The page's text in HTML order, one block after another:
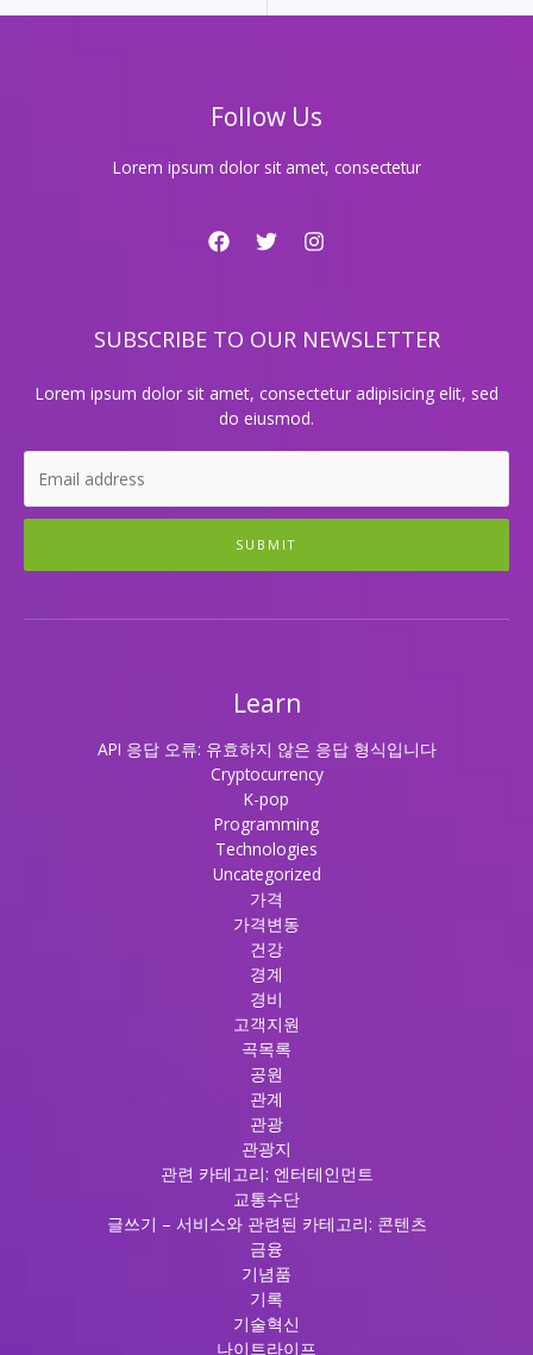
기
벽
Follow Us
Lorem ipsum dolor sit amet, consectetur
SUBSCRIBE TO OUR NEWSLETTER
Lorem ipsum dolor sit amet, consectetur adipisicing elit, sed
do eiusmod.
SUBMIT
Learn
API 응답 오류: 유효하지 않은 응답 형식입니다
Cryptocurrency
K-pop
Programming
Technologies
Uncategorized
가격
가격변동
건강
경계
경비
고객지원
곡목록
공원
관계
관광
관광지
관련 카테고리: 엔터테인먼트
교통수단
글쓰기 – 서비스와 관련된 카테고리: 콘텐츠
금융
기념품
기록
기술혁신
나이트라이프